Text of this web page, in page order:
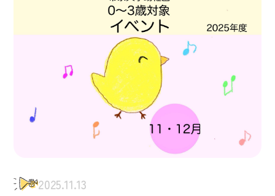
2025.11.13